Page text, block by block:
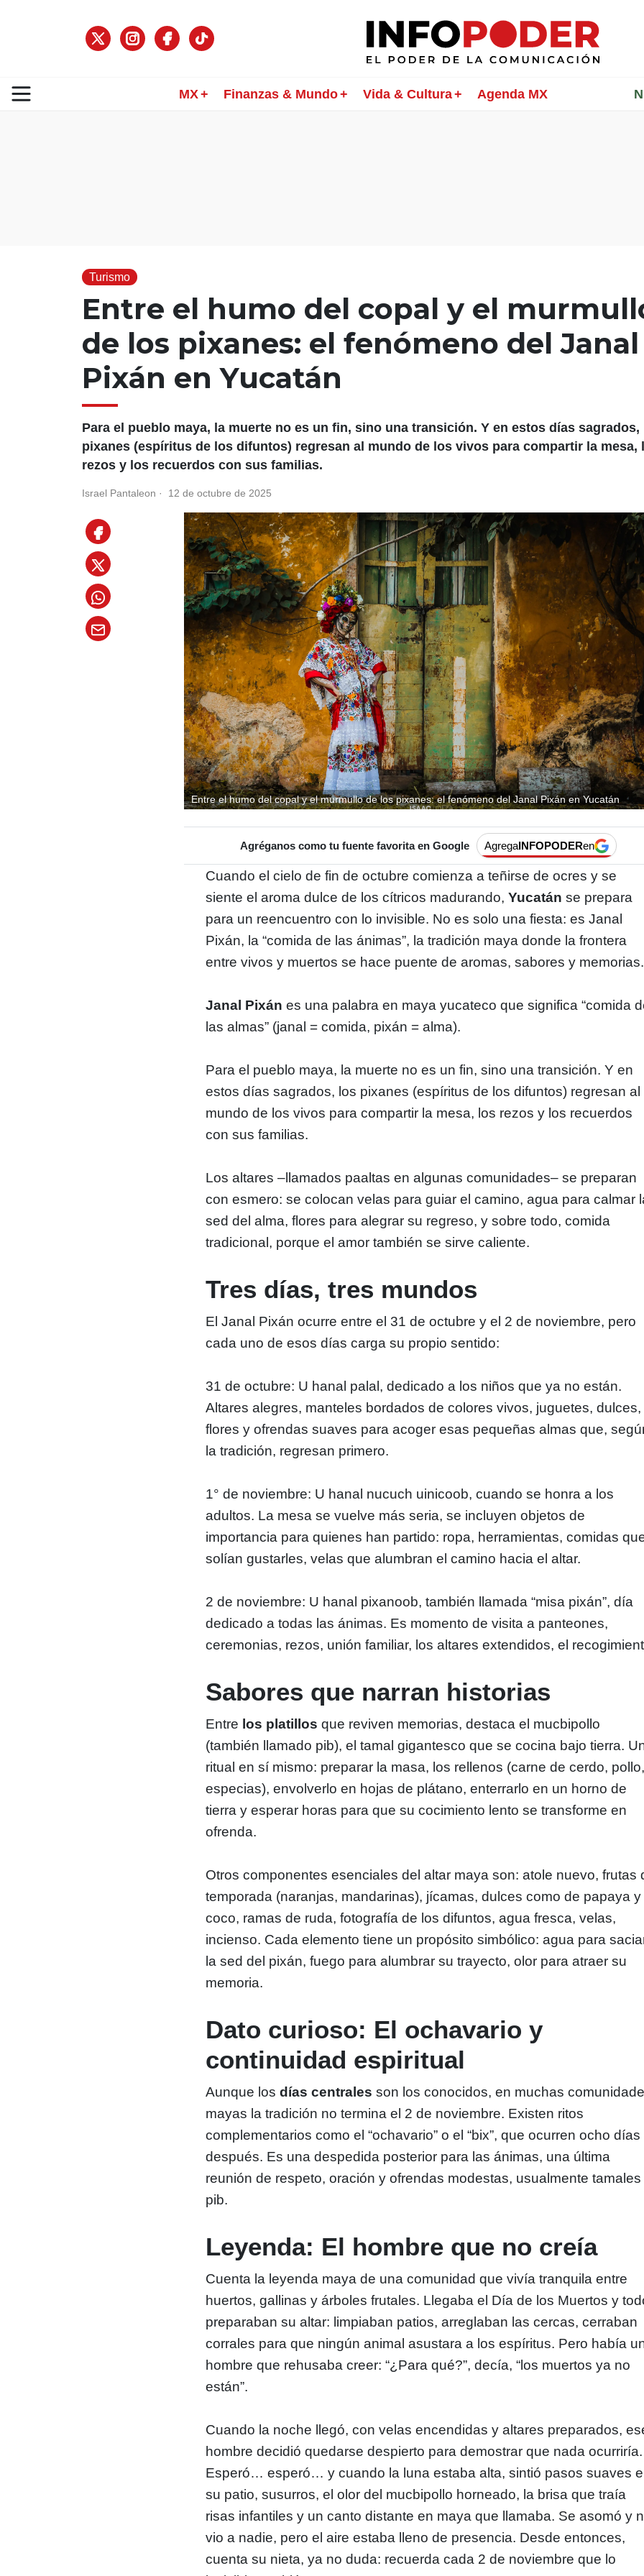
MX Finanzas & Mundo Vida & Cultura Agenda MX
Turismo
Entre el humo del copal y el
de los pixanes: el fenómeno del Janal
Pixán en Yucatán
Para el pueblo maya, la muerte no es un fin, sino una transición. Y en estos días sagrados,
pixanes (espíritus de los difuntos) regresan al mundo de los vivos para compartir la mesa,
rezos y los recuerdos con sus familias.
Israel Pantaleon · 12 de octubre de 2025
Entre el humo del copal y el murmullo de los pixanes: el fenómeno del Janal Pixán en Yucatán
Agréganos como tu fuente favorita en Google AgregaINFOPODERen
Cuando el cielo de fin de octubre comienza a teñirse de ocres y se
siente el aroma dulce de los cítricos madurando, Yucatán se prepara
para un reencuentro con lo invisible. No es solo una fiesta: es Janal
Pixán, la “comida de las ánimas”, la tradición maya donde la frontera
entre vivos y muertos se hace puente de aromas, sabores y memorias.
Janal Pixánes una palabra en maya yucateco que significa “comida
las almas” (janal = comida, pixán = alma).
Para el pueblo maya, la muerte no es un fin, sino una transición. Y en
estos días sagrados, los pixanes (espíritus de los difuntos) regresan al
mundo de los vivos para compartir la mesa, los rezos y los recuerdos
con sus familias.
Los altares –llamados paaltas en algunas comunidades– se preparan
con esmero: se colocan velas para guiar el camino, agua para calmar
sed del alma, flores para alegrar su regreso, y sobre todo, comida
tradicional, porque el amor también se sirve caliente.
Tres días, tres mundos
El Janal Pixán ocurre entre el 31 de octubre y el 2 de noviembre, pero
cada uno de esos días carga su propio sentido:
31 de octubre: U hanal palal, dedicado a los niños que ya no están.
Altares alegres, manteles bordados de colores vivos, juguetes, dulces,
flores y ofrendas suaves para acoger esas pequeñas almas que,
la tradición, regresan primero.
1° de noviembre: U hanal nucuch uinicoob, cuando se honra a los
adultos. La mesa se vuelve más seria, se incluyen objetos de
importancia para quienes han partido: ropa, herramientas, comidas
solían gustarles, velas que alumbran el camino hacia el altar.
2 de noviembre: U hanal pixanoob, también llamada “misa pixán”, día
dedicado a todas las ánimas. Es momento de visita a panteones,
ceremonias, rezos, unión familiar, los altares extendidos, el
Sabores que narran historias
Entre los platillosque reviven memorias, destaca el mucbipollo
(también llamado pib), el tamal gigantesco que se cocina bajo tierra.
ritual en sí mismo: preparar la masa, los rellenos (carne de cerdo,
especias), envolverlo en hojas de plátano, enterrarlo en un horno de
tierra y esperar horas para que su cocimiento lento se transforme en
ofrenda.
Otros componentes esenciales del altar maya son: atole nuevo, frutas
temporada (naranjas, mandarinas), jícamas, dulces como de papaya y
coco, ramas de ruda, fotografía de los difuntos, agua fresca, velas,
incienso. Cada elemento tiene un propósito simbólico: agua para
la sed del pixán, fuego para alumbrar su trayecto, olor para atraer su
memoria.
Dato curioso: El ochavario y
continuidad espiritual
Aunque losdías centralesson los conocidos, en muchas
mayas la tradición no termina el 2 de noviembre. Existen ritos
complementarios como el “ochavario” o el “bix”, que ocurren ocho días
después. Es una despedida posterior para las ánimas, una última
reunión de respeto, oración y ofrendas modestas, usualmente
pib.
Leyenda: El hombre que no creía
Cuenta la leyenda maya de una comunidad que vivía tranquila entre
huertos, gallinas y árboles frutales. Llegaba el Día de los Muertos y
preparaban su altar: limpiaban patios, arreglaban las cercas, cerraban
corrales para que ningún animal asustara a los espíritus. Pero había
hombre que rehusaba creer: “¿Para qué?”, decía, “los muertos ya no
están”.
Cuando la noche llegó, con velas encendidas y altares preparados,
hombre decidió quedarse despierto para demostrar que nada ocurriría.
Esperó… esperó… y cuando la luna estaba alta, sintió pasos suaves
su patio, susurros, el olor del mucbipollo horneado, la brisa que traía
risas infantiles y un canto distante en maya que llamaba. Se asomó y
vio a nadie, pero el aire estaba lleno de presencia. Desde entonces,
cuenta su nieta, ya no duda: recuerda cada 2 de noviembre que lo